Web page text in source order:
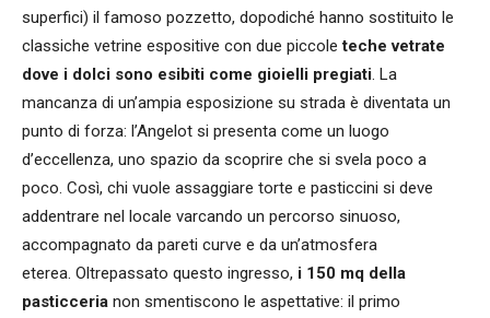
superfici) il famoso pozzetto, dopodiché hanno sostituito le
classiche vetrine espositive con due piccoleteche vetrate
dove i dolci sono esibiti come gioielli pregiati. La
mancanza di un’ampia esposizione su strada è diventata un
punto di forza: l’Angelot si presenta come un luogo
d’eccellenza, uno spazio da scoprire che si svela poco a
poco. Così, chi vuole assaggiare torte e pasticcini si deve
addentrare nel locale varcando un percorso sinuoso,
accompagnato da pareti curve e da un’atmosfera
eterea. Oltrepassato questo ingresso, i 150 mq della
pasticceria non smentiscono le aspettative: il primo